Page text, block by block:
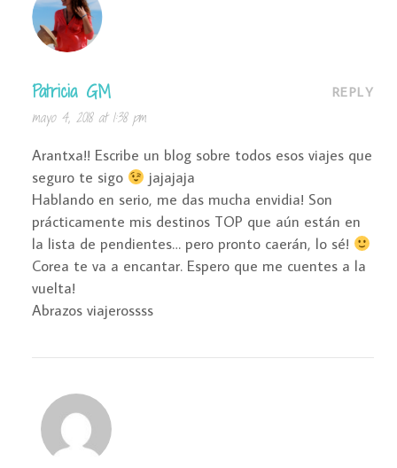
Patricia GM
mayo 4, 2018 at 1:38 pm
REPLY
Arantxa!! Escribe un blog sobre todos esos viajes que
seguro te sigo
jajajaja
Hablando en serio, me das mucha envidia! Son
prácticamente mis destinos TOP que aún están en
la lista de pendientes… pero pronto caerán, lo sé!
Corea te va a encantar. Espero que me cuentes a la
vuelta!
Abrazos viajerossss